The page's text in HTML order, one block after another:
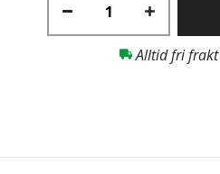
Alltid fri frakt